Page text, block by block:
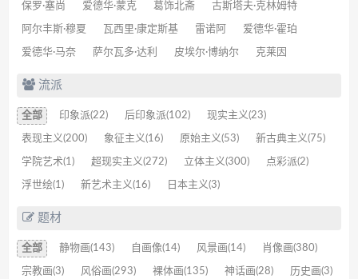
保罗·塞尚 爱德华·蒙克 葛饰北斋 古斯塔夫·克林姆特
阿尔丰斯·穆夏 瓦西里·康定斯基 雷诺阿 爱德华·霍珀
爱德华·马奈 萨尔瓦多·达利 皮埃尔·博纳尔 克莱因
流派
全部 印象派(22) 后印象派(102) 现实主义(23)
表现主义(200) 象征主义(16) 原始主义(53) 新古典主义(75)
学院艺术(1) 超现实主义(272) 立体主义(300) 点彩派(2)
浮世绘(1) 新艺术主义(16) 日本主义(3)
题材
全部 静物画(143) 自画像(14) 风景画(14) 肖像画(380)
宗教画(3) 风俗画(293) 裸体画(135) 神话画(28) 历史画(3)